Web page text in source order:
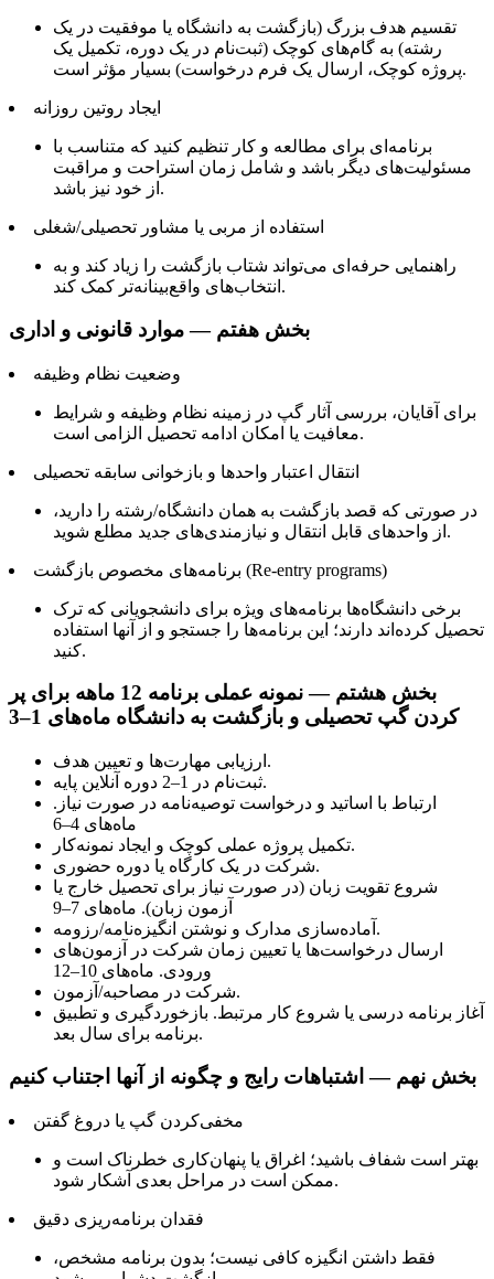
تقسیم هدف بزرگ (بازگشت به دانشگاه یا موفقیت در یک
رشته) به گام‌های کوچک (ثبت‌نام در یک دوره، تکمیل یک
پروژه کوچک، ارسال یک فرم درخواست) بسیار مؤثر است.
ایجاد روتین روزانه
برنامه‌ای برای مطالعه و کار تنظیم کنید که متناسب با
مسئولیت‌های دیگر باشد و شامل زمان استراحت و مراقبت
از خود نیز باشد.
استفاده از مربی یا مشاور تحصیلی/شغلی
راهنمایی حرفه‌ای می‌تواند شتاب بازگشت را زیاد کند و به
انتخاب‌های واقع‌بینانه‌تر کمک کند.
بخش هفتم — موارد قانونی و اداری
وضعیت نظام وظیفه
برای آقایان، بررسی آثار گپ در زمینه نظام وظیفه و شرایط
معافیت یا امکان ادامه تحصیل الزامی است.
انتقال اعتبار واحدها و بازخوانی سابقه تحصیلی
در صورتی که قصد بازگشت به همان دانشگاه/رشته را دارید،
از واحدهای قابل انتقال و نیازمندی‌های جدید مطلع شوید.
برنامه‌های مخصوص بازگشت (Re-entry programs)
برخی دانشگاه‌ها برنامه‌های ویژه برای دانشجویانی که ترک
تحصیل کرده‌اند دارند؛ این برنامه‌ها را جستجو و از آنها استفاده
کنید.
بخش هشتم — نمونه عملی برنامه 12 ماهه برای پر
کردن گپ تحصیلی و بازگشت به دانشگاه ماه‌های 1–3
ارزیابی مهارت‌ها و تعیین هدف.
ثبت‌نام در 1–2 دوره آنلاین پایه.
ارتباط با اساتید و درخواست توصیه‌نامه در صورت نیاز.
ماه‌های 4–6
تکمیل پروژه عملی کوچک و ایجاد نمونه‌کار.
شرکت در یک کارگاه یا دوره حضوری.
شروع تقویت زبان (در صورت نیاز برای تحصیل خارج یا
آزمون زبان). ماه‌های 7–9
آماده‌سازی مدارک و نوشتن انگیزه‌نامه/رزومه.
ارسال درخواست‌ها یا تعیین زمان شرکت در آزمون‌های
ورودی. ماه‌های 10–12
شرکت در مصاحبه/آزمون.
آغاز برنامه درسی یا شروع کار مرتبط. بازخوردگیری و تطبیق
برنامه برای سال بعد.
بخش نهم — اشتباهات رایج و چگونه از آنها اجتناب کنیم
مخفی‌کردن گپ یا دروغ گفتن
بهتر است شفاف باشید؛ اغراق یا پنهان‌کاری خطرناک است و
ممکن است در مراحل بعدی آشکار شود.
فقدان برنامه‌ریزی دقیق
فقط داشتن انگیزه کافی نیست؛ بدون برنامه مشخص،